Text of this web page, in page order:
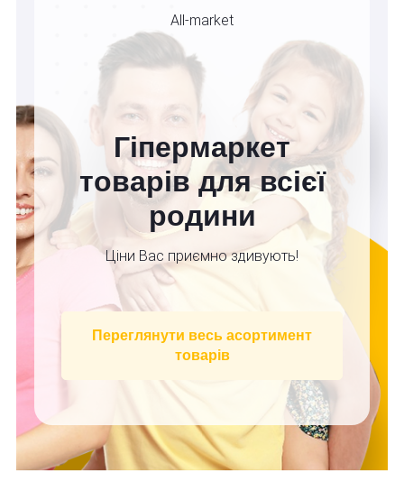
All-market
Гіпермаркет
товарів для всієї
родини
Ціни Вас приємно здивують!
Переглянути весь асортимент
товарів